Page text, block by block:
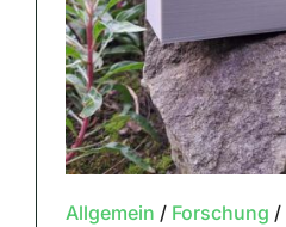
Allgemein / Forschung /